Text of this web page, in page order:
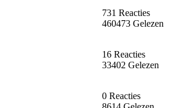
731 Reacties
460473 Gelezen
16 Reacties
33402 Gelezen
0 Reacties